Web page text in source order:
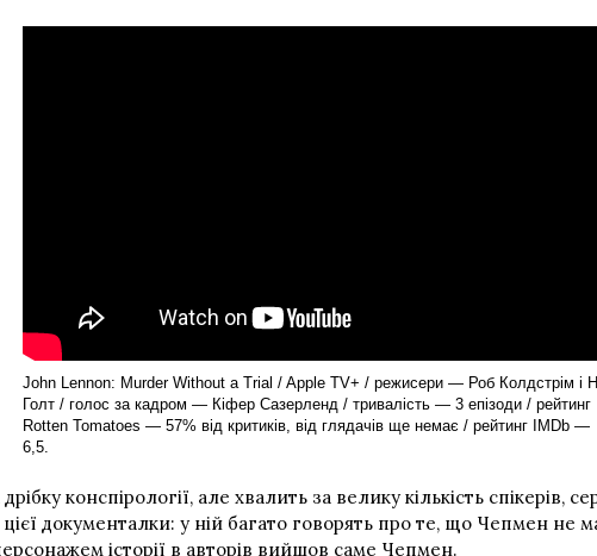
John Lennon: Murder Without a Trial / Apple TV+ / режисери — Роб Колдстрім і
Голт / голос за кадром — Кіфер Сазерленд / тривалість — 3 епізоди / рейтинг
Rotten Tomatoes — 57% від критиків, від глядачів ще немає / рейтинг IMDb —
6,5.
дрібку конспірології, але хвалить за велику кількість
цієї документалки: у ній багато говорять про те, що Чепмен не
історії в авторів вийшов саме Чепмен.